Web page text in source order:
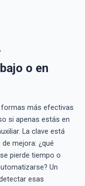
o en
más efectivas
si apenas estás en
La clave está
mejora: ¿qué
pierde tiempo o
Un
esas